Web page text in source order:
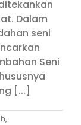
Dalam
seni
Seni
[...]